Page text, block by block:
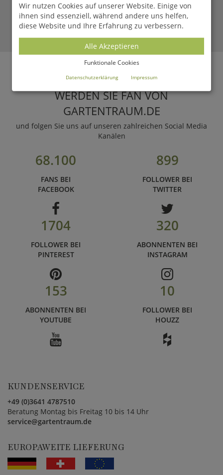
LESEN
ZUM MAGAZIN
WERDEN SIE FAN VON
GARTENTRAUM.DE
und folgen Sie uns auf unseren zahlreichen Social Media
Kanälen
68.100
FANS BEI
FACEBOOK
899
FOLLOWER BEI
TWITTER
1704
FOLLOWER BEI
PINTEREST
320
ABONNENTEN BEI
INSTAGRAM
153
ABONNENTEN BEI
YOUTUBE
10
FOLLOWER BEI
HOUZZ
KUNDENSERVICE
+49 (0)3641 4787510
Beratung Montag bis Freitag 10 bis 14 Uhr
service@gartentraum.de
EUROPAWEITE LIEFERUNG
Wir nutzen Cookies auf unserer Website. Einige von
ihnen sind essenziell, während andere uns helfen,
diese Website und Ihre Erfahrung zu verbessern.
Alle Akzeptieren
Funktionale Cookies
Datenschutzerklärung Impressum